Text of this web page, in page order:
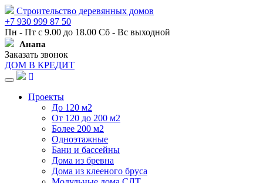
Строительство деревянных домов
+7 930 999 87 50
Пн - Пт с 9.00 до 18.00 Сб - Вс выходной
Анапа
Заказать звонок
ДОМ В КРЕДИТ
Навигация
Проекты
До 120 м2
От 120 до 200 м2
Более 200 м2
Одноэтажные
Бани и бассейны
Дома из бревна
Дома из клееного бруса